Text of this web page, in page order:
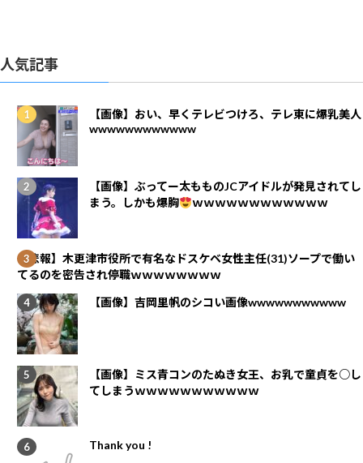
人気記事
【画像】おい、早くテレビつけろ、テレ東に爆乳美人
wwwwwwwwwwww
【画像】ぶってー太もものJCアイドルが発見されてし
まう。しかも爆胸
ｗｗｗｗｗｗｗｗｗｗｗｗ
【悲報】木更津市役所で有名なドスケベ女性主任(31)ソープで働い
てるのを密告され停職ｗｗｗｗｗｗｗｗ
【画像】吉岡里帆のシコい画像wwwwwwwwwww
【画像】ミス青コンのたぬき女王、お乳で童貞を○し
てしまうｗｗｗｗｗｗｗｗｗｗｗ
Thank you !